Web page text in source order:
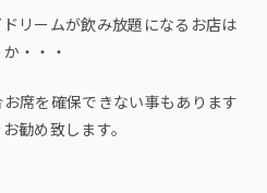
リームが飲み放題になるお店は
・・・
席を確保できない事もあります
勧め致します。